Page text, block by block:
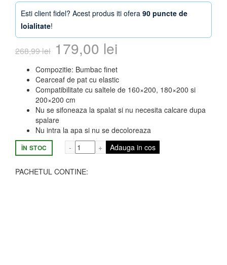
Esti client fidel? Acest produs iti ofera 90 puncte de
loialitate!
268,99lei Prețul
inițial
a
fost:
268,99 lei.
179,00 lei
curent
este:
179,00 lei.
Compozitie: Bumbac finet
Cearceaf de pat cu elastic
Compatibilitate cu saltele de 160×200, 180×200 si
200×200 cm
Nu se sifoneaza la spalat si nu necesita calcare dupa
spalare
Nu intra la apa si nu se decoloreaza
ÎN STOC Cantitate Set 9 Piese Pat Dublu:
Adauga in cos
PACHETUL CONTINE: